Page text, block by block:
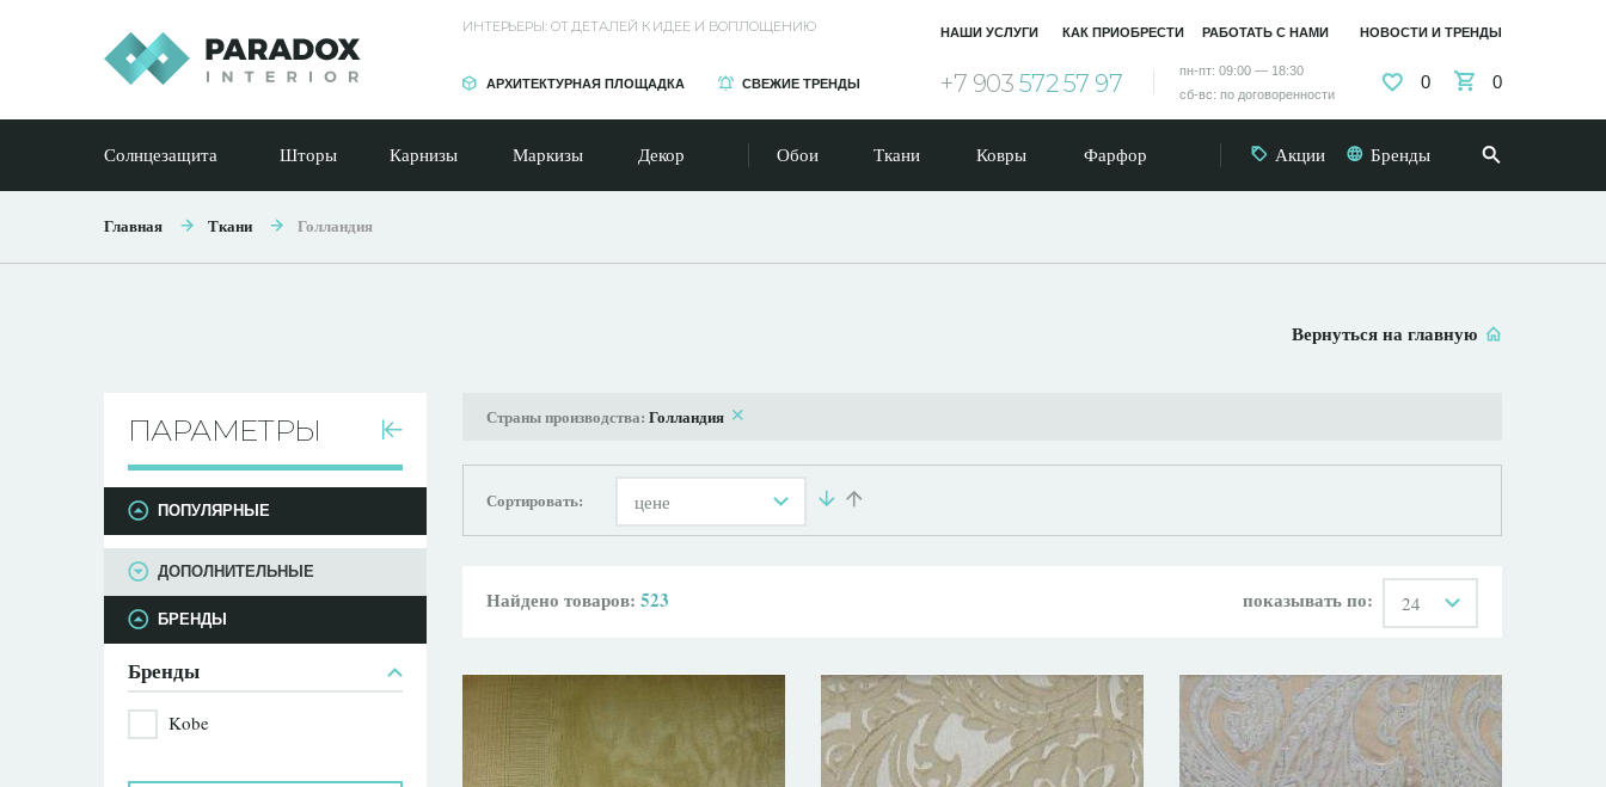
ИНТЕРЬЕРЫ: ОТ ДЕТАЛЕЙ К ИДЕЕ И ВОПЛОЩЕНИЮ
АРХИТЕКТУРНАЯ ПЛОЩАДКА СВЕЖИЕ ТРЕНДЫ +7 903 572 57 97
пн-пт: 09:00 — 18:30
сб-вс: по договоренности
НАШИ УСЛУГИ КАК ПРИОБРЕСТИ РАБОТАТЬ С НАМИ НОВОСТИ И ТРЕНДЫ
0 0
Солнцезащита Шторы Карнизы Маркизы Декор Обои Ткани Ковры Фарфор Акции Бренды
Главная Ткани Голландия
Вернуться на главную
ПАРАМЕТРЫ
ПАРАМЕТРЫ
ПОПУЛЯРНЫЕ
ДОПОЛНИТЕЛЬНЫЕ
БРЕНДЫ
Бренды
Kobe
Страны производства: Голландия
Сортировать: цене
Найдено товаров: 523 показывать по: 24